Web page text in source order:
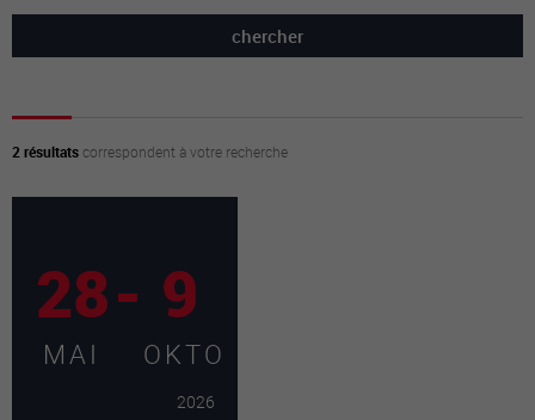
2 résultatscorrespondent à votre recherche
28- 9
MAI OKTO
2026